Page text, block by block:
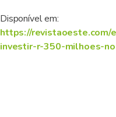
Disponível em:
https://revistaoeste.com/
investir-r-350-milhoes-